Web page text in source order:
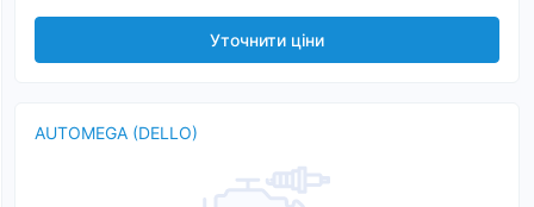
Уточнити ціни
AUTOMEGA (DELLO)